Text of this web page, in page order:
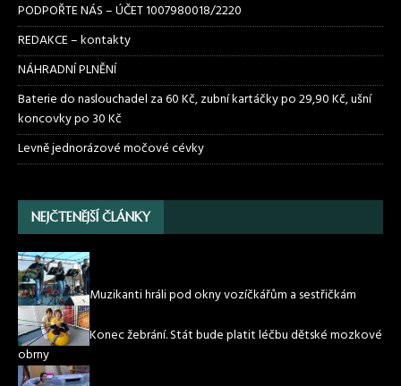
PODPOŘTE NÁS – ÚČET 1007980018/2220
REDAKCE – kontakty
NÁHRADNÍ PLNĚNÍ
Baterie do naslouchadel za 60 Kč, zubní kartáčky po 29,90 Kč, ušní
koncovky po 30 Kč
Levně jednorázové močové cévky
NEJČTENĚJŠÍ ČLÁNKY
Muzikanti hráli pod okny vozíčkářům a sestřičkám
Konec žebrání. Stát bude platit léčbu dětské mozkové
obrny